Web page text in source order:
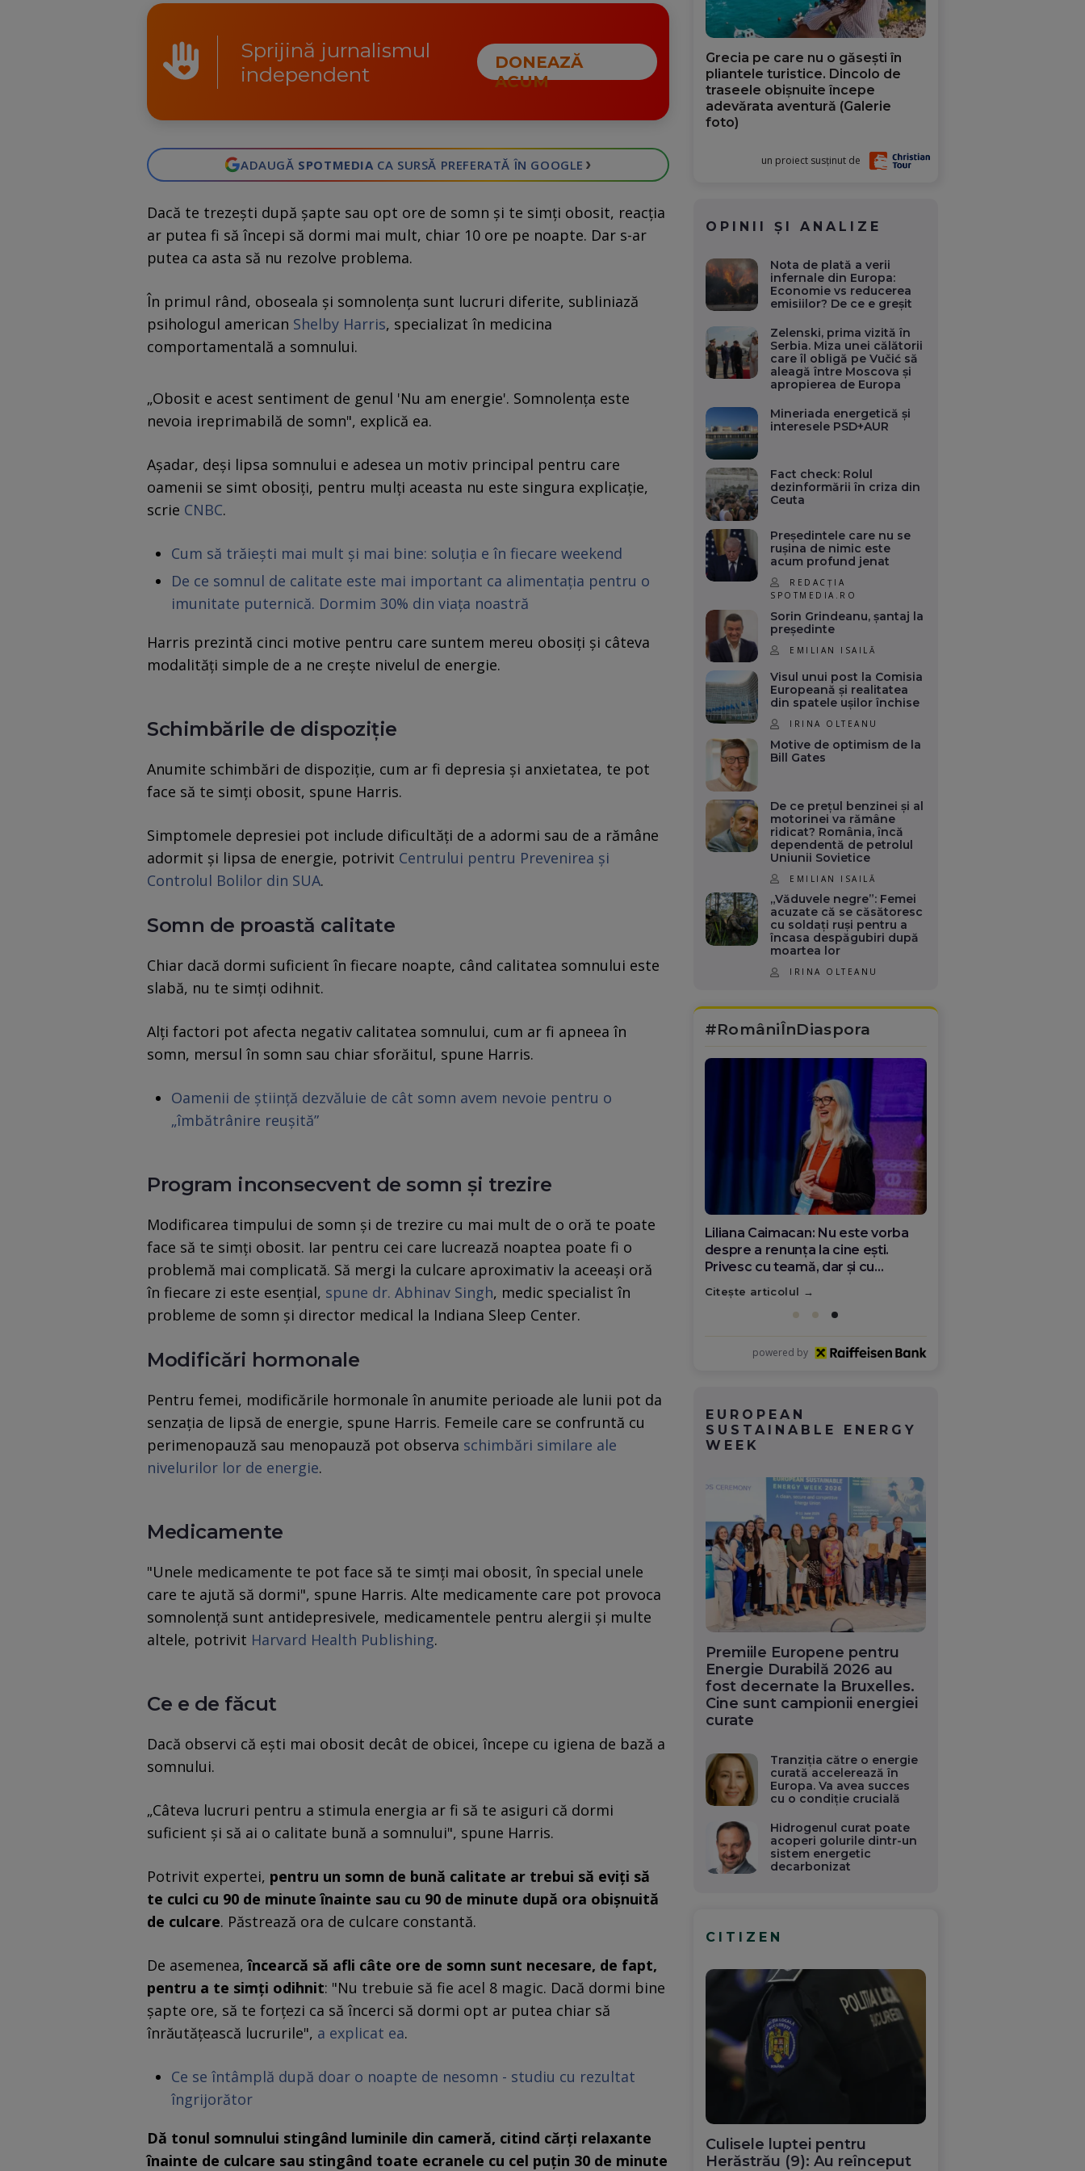
Sprijină jurnalismul
independent
DONEAZĂ
ACUM
ADAUGĂ SPOTMEDIA CA SURSĂ PREFERATĂ ÎN GOOGLE ›
Dacă te trezești după șapte sau opt ore de somn și te simți obosit, reacția
ar putea fi să începi să dormi mai mult, chiar 10 ore pe noapte. Dar s-ar
putea ca asta să nu rezolve problema.
În primul rând, oboseala și somnolența sunt lucruri diferite, subliniază
psihologul american Shelby Harris, specializat în medicina
comportamentală a somnului.
„Obosit e acest sentiment de genul 'Nu am energie'. Somnolența este
nevoia ireprimabilă de somn", explică ea.
Așadar, deși lipsa somnului e adesea un motiv principal pentru care
oamenii se simt obosiți, pentru mulți aceasta nu este singura explicație,
scrie CNBC.
Cum să trăiești mai mult și mai bine: soluția e în fiecare weekend
De ce somnul de calitate este mai important ca alimentația pentru o
imunitate puternică. Dormim 30% din viața noastră
Harris prezintă cinci motive pentru care suntem mereu obosiți și câteva
modalități simple de a ne crește nivelul de energie.
Schimbările de dispoziție
Anumite schimbări de dispoziție, cum ar fi depresia și anxietatea, te pot
face să te simți obosit, spune Harris.
Simptomele depresiei pot include dificultăți de a adormi sau de a rămâne
adormit și lipsa de energie, potrivit Centrului pentru Prevenirea și
Controlul Bolilor din SUA.
Somn de proastă calitate
Chiar dacă dormi suficient în fiecare noapte, când calitatea somnului este
slabă, nu te simți odihnit.
Alți factori pot afecta negativ calitatea somnului, cum ar fi apneea în
somn, mersul în somn sau chiar sforăitul, spune Harris.
Oamenii de știință dezvăluie de cât somn avem nevoie pentru o
„îmbătrânire reușită”
Program inconsecvent de somn și trezire
Modificarea timpului de somn și de trezire cu mai mult de o oră te poate
face să te simți obosit. Iar pentru cei care lucrează noaptea poate fi o
problemă mai complicată. Să mergi la culcare aproximativ la aceeași oră
în fiecare zi este esențial, spune dr. Abhinav Singh, medic specialist în
probleme de somn și director medical la Indiana Sleep Center.
Modificări hormonale
Pentru femei, modificările hormonale în anumite perioade ale lunii pot da
senzația de lipsă de energie, spune Harris. Femeile care se confruntă cu
perimenopauză sau menopauză pot observa schimbări similare ale
nivelurilor lor de energie.
Medicamente
"Unele medicamente te pot face să te simți mai obosit, în special unele
care te ajută să dormi", spune Harris. Alte medicamente care pot provoca
somnolență sunt antidepresivele, medicamentele pentru alergii și multe
altele, potrivit Harvard Health Publishing.
Ce e de făcut
Dacă observi că ești mai obosit decât de obicei, începe cu igiena de bază a
somnului.
„Câteva lucruri pentru a stimula energia ar fi să te asiguri că dormi
suficient și să ai o calitate bună a somnului", spune Harris.
Potrivit expertei, pentru un somn de bună calitate ar trebui să eviți să
te culci cu 90 de minute înainte sau cu 90 de minute după ora obișnuită
de culcare. Păstrează ora de culcare constantă.
De asemenea,încearcă să afli câte ore de somn sunt necesare, de fapt,
pentru a te simți odihnit: "Nu trebuie să fie acel 8 magic. Dacă dormi bine
șapte ore, să te forțezi ca să încerci să dormi opt ar putea chiar să
înrăutățească lucrurile", a explicat ea.
Ce se întâmplă după doar o noapte de nesomn - studiu cu rezultat
îngrijorător
Dă tonul somnului stingând luminile din cameră, citind cărți relaxante
înainte de culcare sau stingând toate ecranele cu cel puțin 30 de minute
Grecia pe care nu o găsești în
pliantele turistice. Dincolo de
traseele obișnuite începe
adevărata aventură (Galerie
foto)
un proiect susținut de
OPINII ȘI ANALIZE
Nota de plată a verii
infernale din Europa:
Economie vs reducerea
emisiilor? De ce e greșit
Zelenski, prima vizită în
Serbia. Miza unei călătorii
care îl obligă pe Vučić să
aleagă între Moscova și
apropierea de Europa
Mineriada energetică și
interesele PSD+AUR
Fact check: Rolul
dezinformării în criza din
Ceuta
Președintele care nu se
rușina de nimic este
acum profund jenat
REDACȚIA
SPOTMEDIA.RO
Sorin Grindeanu, șantaj la
președinte
EMILIAN ISAILĂ
Visul unui post la Comisia
Europeană și realitatea
din spatele ușilor închise
IRINA OLTEANU
Motive de optimism de la
Bill Gates
De ce prețul benzinei și al
motorinei va rămâne
ridicat? România, încă
dependentă de petrolul
Uniunii Sovietice
EMILIAN ISAILĂ
„Văduvele negre”: Femei
acuzate că se căsătoresc
cu soldați ruși pentru a
încasa despăgubiri după
moartea lor
IRINA OLTEANU
#RomâniÎnDiaspora
Diana Olar, românca de la Google
care demonstrează că diaspora
poate schimba România
Citește articolul
powered by
EUROPEAN
SUSTAINABLE ENERGY
WEEK
Premiile Europene pentru
Energie Durabilă 2026 au
fost decernate la Bruxelles.
Cine sunt campionii energiei
curate
Tranziția către o energie
curată accelerează în
Europa. Va avea succes
cu o condiție crucială
Hidrogenul curat poate
acoperi golurile dintr-un
sistem energetic
decarbonizat
CITIZEN
Culisele luptei pentru
Herăstrău (9): Au reînceput